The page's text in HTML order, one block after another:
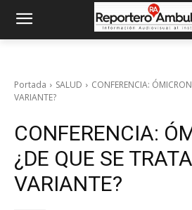
Portada SALUD
CONFERENCIA:
VARIANTE?
CONFERENCIA:
¿DE QUE SE
VARIANTE?